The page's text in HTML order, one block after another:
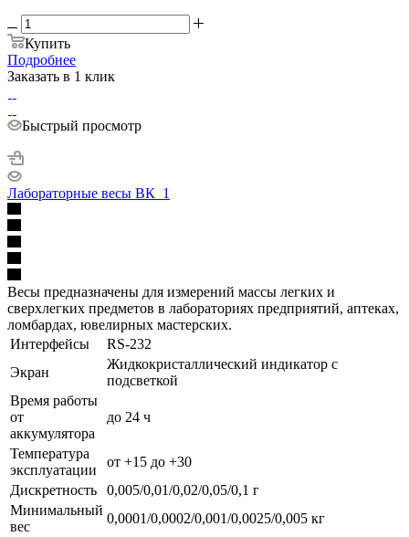
Купить
Подробнее
Заказать в 1 клик
Быстрый просмотр
Лабораторные весы ВК_1
Весы предназначены для измерений массы легких и
сверхлегких предметов в лабораториях предприятий, аптеках,
ломбардах, ювелирных мастерских.
Интерфейсы
RS-232
Экран
Жидкокристаллический индикатор с
подсветкой
Время работы
от
аккумулятора
до 24 ч
Температура
эксплуатации
от +15 до +30
Дискретность
0,005/0,01/0,02/0,05/0,1 г
Минимальный
вес
0,0001/0,0002/0,001/0,0025/0,005 кг